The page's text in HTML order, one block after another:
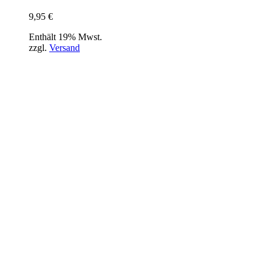
9,95 €
Enthält 19% Mwst.
zzgl. Versand